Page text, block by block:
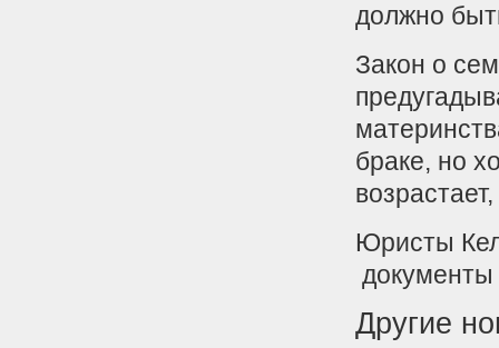
должно
Закон о
браке, но
Юристы
Другие